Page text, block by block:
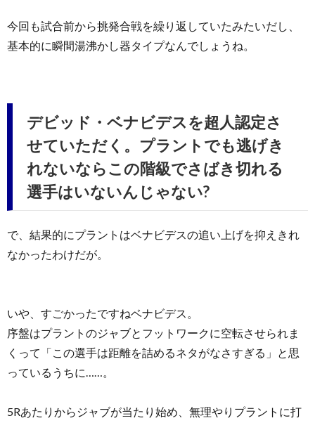
今回も試合前から挑発合戦を繰り返していたみたいだし、
基本的に瞬間湯沸かし器タイプなんでしょうね。
デビッド・ベナビデスを超人認定さ
せていただく。プラントでも逃げき
れないならこの階級でさばき切れる
選手はいないんじゃない?
で、結果的にプラントはベナビデスの追い上げを抑えきれ
なかったわけだが。
いや、すごかったですねベナビデス。
序盤はプラントのジャブとフットワークに空転させられま
くって「この選手は距離を詰めるネタがなさすぎる」と思
っているうちに……。
5Rあたりからジャブが当たり始め、無理やりプラントに打